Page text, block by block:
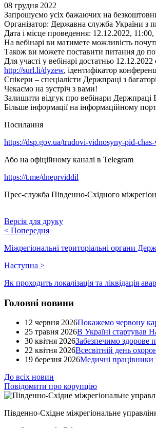
08 грудня 2022
Запрошуємо усіх бажаючих на
Організатор: Державна служба України з
Дата і місце проведення: 12.12.2022,
На вебінарі ви матимете можливість
Також ви можете поставити питання до
Для участі у вебінарі достатньо
http://surl.li/dyzew, ідентифікатор
Спікери – спеціалісти Держпраці з
Чекаємо на зустріч з вами!
Залишити відгук про вебінари
Більше інформації на інформаційному
Посилання
https://dsp.gov.ua/trudovi-vidnosyny-pid-
Або на офіційному каналі в Telegram
https://t.me/dneprviddil
Прес-служба Південно-Східного
Версія для друку
< Попередня
Міжрегіональні територіальні органи
Наступна >
Як проходить локалізація та ліквідація
Головні новини
12 червня 2026Покажемо червону
25 травня 2026В Україні стартував
30 квітня 2026Забезпечимо здорове
22 квітня 2026Всесвітній день
19 березня 2026Медичні працівники
До всіх новин
Повідомити про корупцію
Південно-Східне міжрегіональне